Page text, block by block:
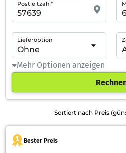
Postleitzahl*
Lieferoption
Mehr Optionen anzeigen
Sortiert nach Preis
Bester Preis